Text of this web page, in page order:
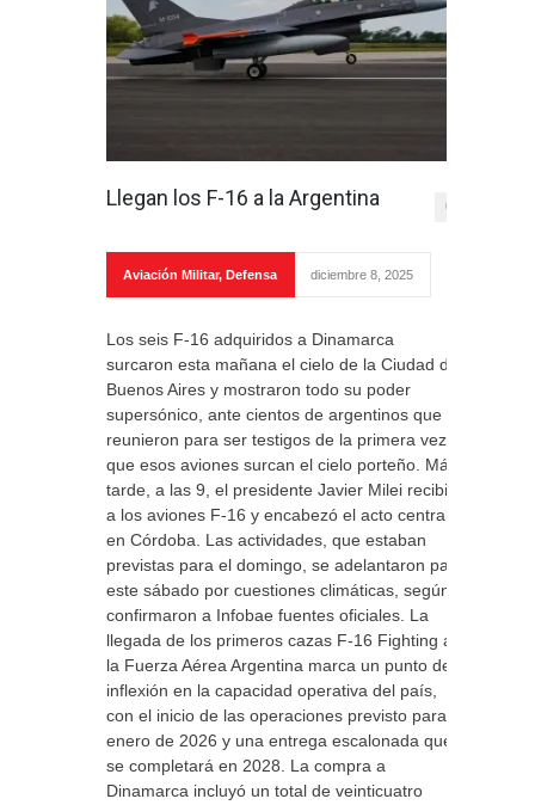
Llegan los F-16 a la Argentina 0
Aviación Militar, Defensa diciembre 8, 2025
Los seis F-16 adquiridos a Dinamarca
surcaron esta mañana el cielo de la Ciudad de
Buenos Aires y mostraron todo su poder
supersónico, ante cientos de argentinos que se
reunieron para ser testigos de la primera vez
que esos aviones surcan el cielo porteño. Más
tarde, a las 9, el presidente Javier Milei recibió
a los aviones F-16 y encabezó el acto central
en Córdoba. Las actividades, que estaban
previstas para el domingo, se adelantaron para
este sábado por cuestiones climáticas, según
confirmaron a Infobae fuentes oficiales. La
llegada de los primeros cazas F-16 Fighting a
la Fuerza Aérea Argentina marca un punto de
inflexión en la capacidad operativa del país,
con el inicio de las operaciones previsto para
enero de 2026 y una entrega escalonada que
se completará en 2028. La compra a
Dinamarca incluyó un total de veinticuatro